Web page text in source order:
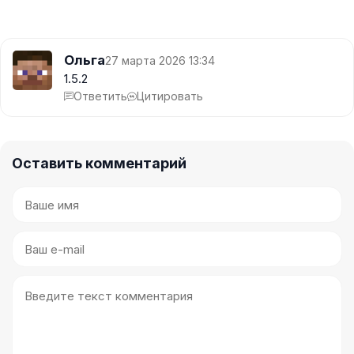
Ольга27 марта 2026 13:34
1.5.2
Ответить Цитировать
Оставить комментарий